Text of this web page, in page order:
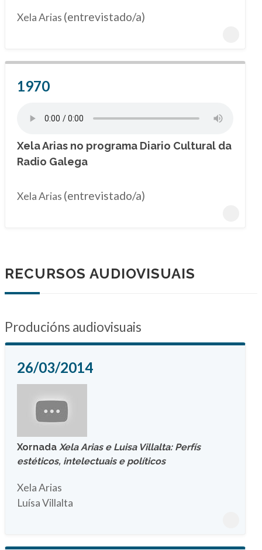
Xela Arias (entrevistado/a)
1970
Xela Arias no programa Diario Cultural da
Radio Galega
Xela Arias (entrevistado/a)
RECURSOS AUDIOVISUAIS
Producións audiovisuais
26/03/2014
Xornada Xela Arias e Luisa Villalta: Perfís
estéticos, intelectuais e políticos
Xela Arias
Luísa Villalta